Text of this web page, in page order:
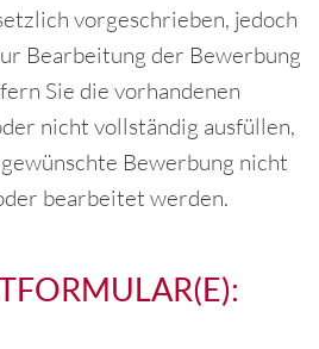
vorgeschrieben, jedoch
Bearbeitung der Bewerbung
Sie die vorhandenen
nicht vollständig ausfüllen,
Bewerbung nicht
bearbeitet werden.